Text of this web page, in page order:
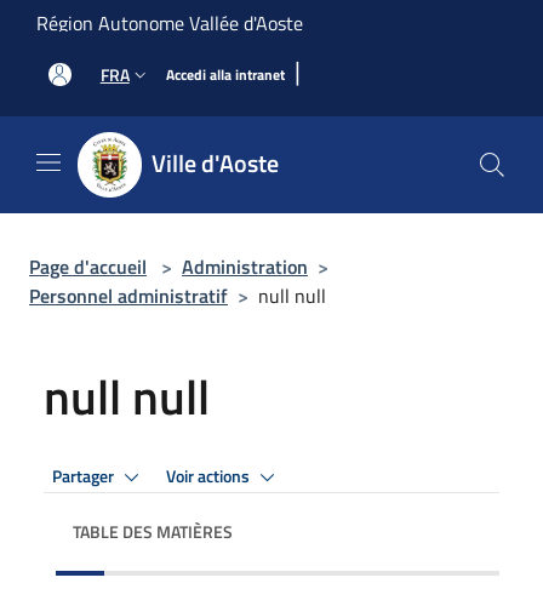
Salta al contenuto principale
Région Autonome Vallée d'Aoste
FRA Accedi alla intranet |
Ville d'Aoste
Page d'accueil > Administration >
Personnel administratif > null null
null null
Partager Voir actions
TABLE DES MATIÈRES